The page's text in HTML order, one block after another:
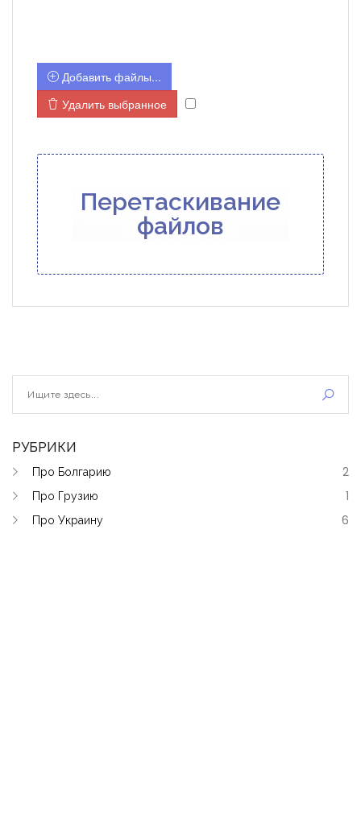
Добавить файлы...
Удалить выбранное
РУБРИКИ
Про Болгарию
2
Про Грузию
1
Про Украину
6